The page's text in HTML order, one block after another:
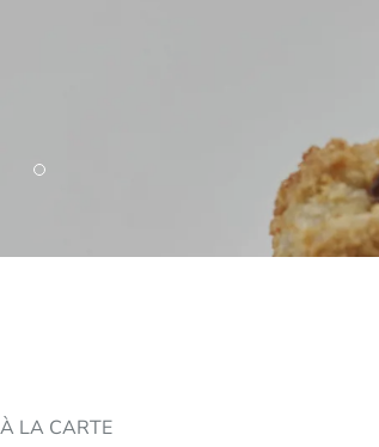
Hotel Splendide Royal Paris
À LA CARTE